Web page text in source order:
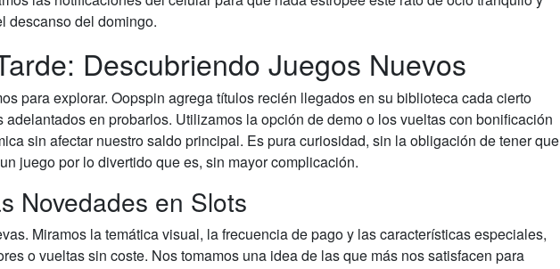
descanso del domingo.
Descubriendo Juegos Nuevos
para explorar. Oopspin agrega títulos recién llegados en su biblioteca cada cierto
adelantados en probarlos. Utilizamos la opción de demo o los vueltas con bonificación
sin afectar nuestro saldo principal. Es pura curiosidad, sin la obligación de tener que
juego por lo divertido que es, sin mayor complicación.
Novedades en Slots
Miramos la temática visual, la frecuencia de pago y las características especiales,
o vueltas sin coste. Nos tomamos una idea de las que más nos satisfacen para